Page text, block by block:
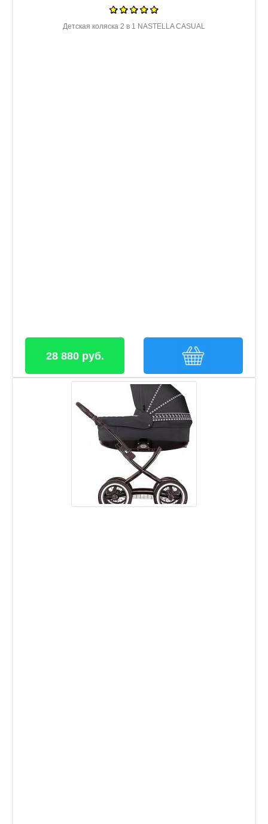
Детская коляска 2 в 1 NASTELLA CASUAL
28 880 руб.